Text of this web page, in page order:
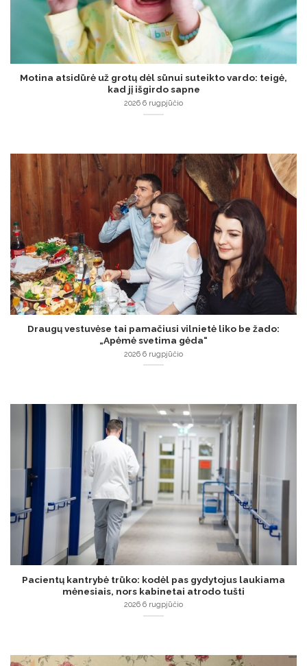
Motina atsidūrė už grotų dėl sūnui suteikto vardo: teigė,
kad jį išgirdo sapne
2026 6 rugpjūčio
Draugų vestuvėse tai pamačiusi vilnietė liko be žado:
„Apėmė svetima gėda“
2026 6 rugpjūčio
Pacientų kantrybė trūko: kodėl pas gydytojus laukiama
mėnesiais, nors kabinetai atrodo tušti
2026 6 rugpjūčio